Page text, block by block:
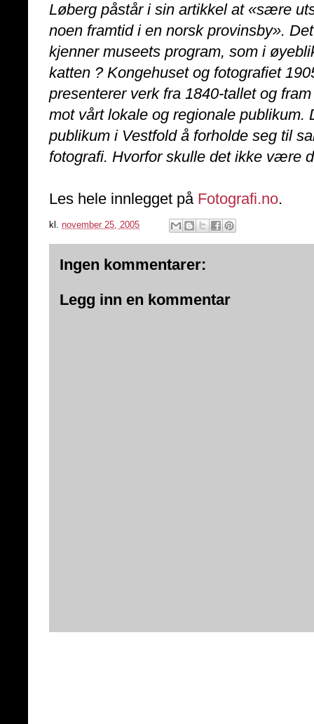
Løberg påstår i sin artikkel at «sære
noen framtid i en norsk provinsby».
kjenner museets program, som i
katten ? Kongehuset og fotografiet
presenterer verk fra 1840-tallet og
mot vårt lokale og regionale publikum.
publikum i Vestfold å forholde seg til
fotografi. Hvorfor skulle det ikke være
Les hele innlegget på Fotografi.no.
kl. november 25, 2005
Ingen kommentarer:
Legg inn en kommentar